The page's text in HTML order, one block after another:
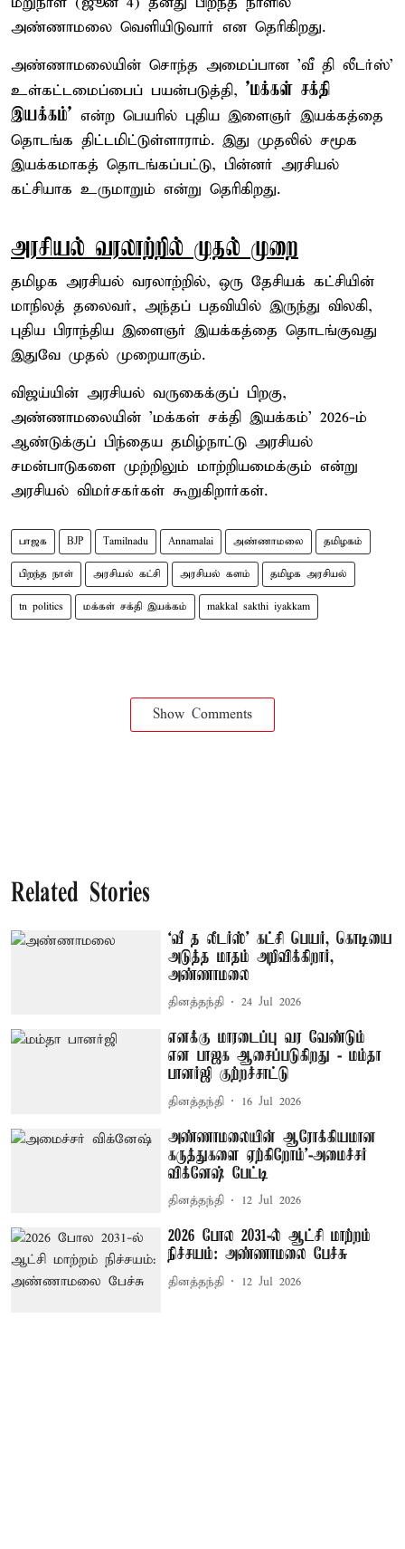
அண்ணாமலை வெளியிடுவார் என தெரிகிறது.
அண்ணாமலையின் சொந்த அமைப்பான 'வீ தி லீடர்ஸ்'
உள்கட்டமைப்பைப் பயன்படுத்தி, 'மக்கள் சக்தி
இயக்கம்' என்ற பெயரில் புதிய இளைஞர் இயக்கத்தை
தொடங்க திட்டமிட்டுள்ளாராம். இது முதலில் சமூக
இயக்கமாகத் தொடங்கப்பட்டு, பின்னர் அரசியல்
கட்சியாக உருமாறும் என்று தெரிகிறது.
அரசியல் வரலாற்றில் முதல் முறை
தமிழக அரசியல் வரலாற்றில், ஒரு தேசியக் கட்சியின்
மாநிலத் தலைவர், அந்தப் பதவியில் இருந்து விலகி,
புதிய பிராந்திய இளைஞர் இயக்கத்தை தொடங்குவது
இதுவே முதல் முறையாகும்.
விஜய்யின் அரசியல் வருகைக்குப் பிறகு,
அண்ணாமலையின் 'மக்கள் சக்தி இயக்கம்' 2026-ம்
ஆண்டுக்குப் பிந்தைய தமிழ்நாட்டு அரசியல்
சமன்பாடுகளை முற்றிலும் மாற்றியமைக்கும் என்று
அரசியல் விமர்சகர்கள் கூறுகிறார்கள்.
பாஜக BJP Tamilnadu Annamalai அண்ணாமலை தமிழகம்
பிறந்த நாள் அரசியல் கட்சி அரசியல் களம் தமிழக அரசியல்
tn politics மக்கள் சக்தி இயக்கம் makkal sakthi iyakkam
Show Comments
Related Stories
‘வீ த லீடர்ஸ்' கட்சி பெயர், கொடியை
அடுத்த மாதம் அறிவிக்கிறார்,
அண்ணாமலை
தினத்தந்தி 24 Jul 2026
எனக்கு மாரடைப்பு வர வேண்டும்
என பாஜக ஆசைப்படுகிறது - மம்தா
பானர்ஜி குற்றச்சாட்டு
தினத்தந்தி 16 Jul 2026
அண்ணாமலையின் ஆரோக்கியமான
கருத்துகளை ஏற்கிறோம்’-அமைச்சர்
விக்னேஷ் பேட்டி
தினத்தந்தி 12 Jul 2026
2026 போல 2031-ல் ஆட்சி மாற்றம்
நிச்சயம்: அண்ணாமலை பேச்சு
தினத்தந்தி 12 Jul 2026